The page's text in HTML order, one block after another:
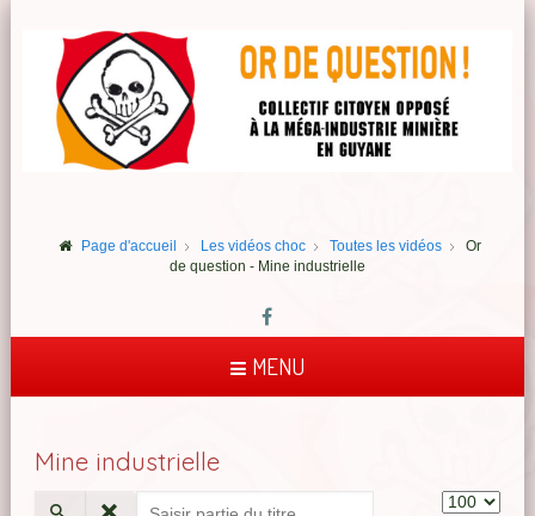
Page d'accueil Les vidéos choc Toutes les vidéos
Or
de question - Mine industrielle
MENU
Mine industrielle